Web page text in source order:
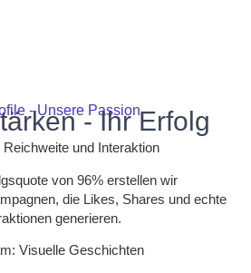
- Unsere Passion
- Ihr Erfolg
und Interaktion
von 96% erstellen wir
die Likes, Shares und echte
generieren.
Visuelle Geschichten